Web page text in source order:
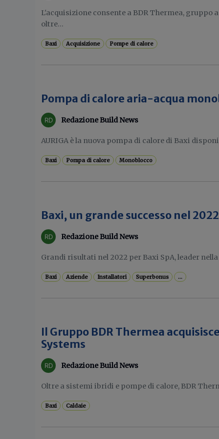
L'acquisizione consente a BDR Thermea, gruppo
oltre...
Baxi Acquisizione Pompe di calore
Pompa di calore aria-acqua
Redazione Build News
AURIGA è la nuova pompa di calore di Baxi
Baxi Pompa di calore Monoblocco
Baxi, un grande successo nel 2022
Redazione Build News
Grandi risultati nel 2022 per Baxi SpA, leader
Baxi Aziende Installatori Superbonus ...
Il Gruppo BDR Thermea
Systems
Redazione Build News
Oltre a sistemi ibridi e pompe di calore, BDR
Baxi Caldaie